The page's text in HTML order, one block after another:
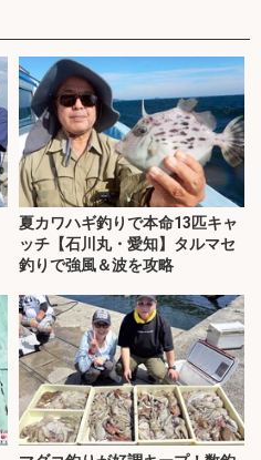
夏カワハギ釣りで本命13匹キャ
ッチ【石川丸・愛知】タルマセ
釣りで強風＆波を攻略